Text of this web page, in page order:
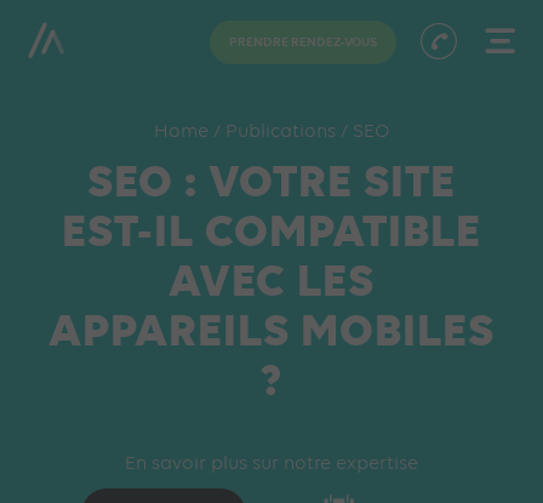
PRENDRE RENDEZ-VOUS
Home / Publications / SEO
SEO : VOTRE SITE
EST-IL COMPATIBLE
AVEC LES
APPAREILS MOBILES
?
En savoir plus sur notre expertise